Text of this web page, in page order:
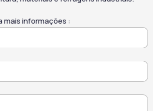
na
No
de uma
de
o
consumo
o tempo
intervenções com
respeito pelos materiais e
contribuindo para
conservar o valor estético
informações :